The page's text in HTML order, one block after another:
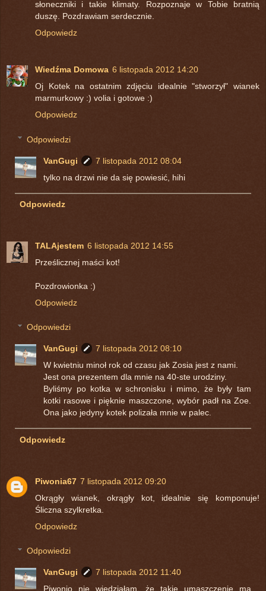
słoneczniki i takie klimaty. Rozpoznaje w Tobie bratnią
duszę. Pozdrawiam serdecznie.
Odpowiedz
Wiedźma Domowa 6 listopada 2012 14:20
Oj Kotek na ostatnim zdjęciu idealnie "stworzył" wianek
marmurkowy :) volia i gotowe :)
Odpowiedz
Odpowiedzi
VanGugi
7 listopada 2012 08:04
tylko na drzwi nie da się powiesić, hihi
Odpowiedz
TALAjestem 6 listopada 2012 14:55
Prześlicznej maści kot!
Pozdrowionka :)
Odpowiedz
Odpowiedzi
VanGugi
7 listopada 2012 08:10
W kwietniu minoł rok od czasu jak Zosia jest z nami.
Jest ona prezentem dla mnie na 40-ste urodziny.
Byliśmy po kotka w schronisku i mimo, że były tam
kotki rasowe i pięknie maszczone, wybór padł na Zoe.
Ona jako jedyny kotek polizała mnie w palec.
Odpowiedz
Piwonia67 7 listopada 2012 09:20
Okrągły wianek, okrągły kot, idealnie się komponuje!
Śliczna szylkretka.
Odpowiedz
Odpowiedzi
VanGugi
7 listopada 2012 11:40
Piwonio nie wiedziałam, że takie umaszczenie ma